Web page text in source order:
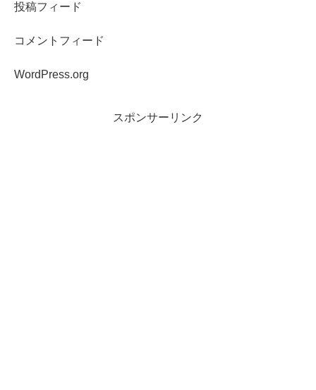
投稿フィード
コメントフィード
WordPress.org
スポンサーリンク